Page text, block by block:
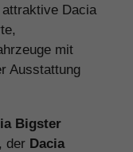
Dacia
mit
Ausstattung
Bigster
, der Dacia